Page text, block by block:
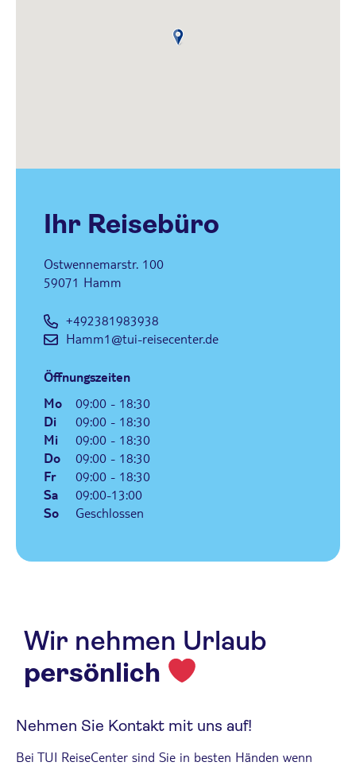
Ihr Reisebüro
Ostwennemarstr. 100
59071 Hamm
+492381983938
Hamm1@tui-reisecenter.de
Öffnungszeiten
Mo
09:00 - 18:30
Di
09:00 - 18:30
Mi
09:00 - 18:30
Do
09:00 - 18:30
Fr
09:00 - 18:30
Sa
09:00-13:00
So
Geschlossen
Wir nehmen Urlaub
persönlich
Nehmen Sie Kontakt mit uns auf!
Bei TUI ReiseCenter sind Sie in besten Händen wenn